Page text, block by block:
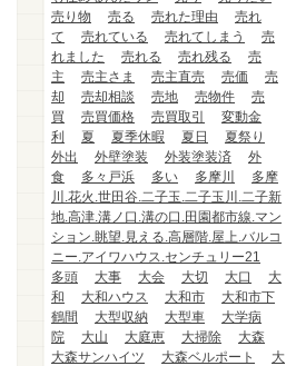
売り物
売る 売れた理由
売れ
て
売れている 売れてしまう
売
れました
売れる 売れ残る
売
主
売主さま 売主直売 売価
売
却
売却相談 売地 売物件
売
買
売買価格 売買取引
変動金
利
夏 夏季休暇 夏日
夏祭り
外出
外壁塗装 外装塗装済
外
食
多々戸浜 多い 多摩川
多摩
川.花火.世田谷.二子玉.二子玉川.二子新
地.高津.溝ノ口.溝の口.田園都市線.マン
ション.眺望.見える.高層階.屋上.バルコ
ニー.アイワハウス.センチュリー21
多頭
大事 大会 大切 大口
大
和
大和ハウス 大和市
大和市下
鶴間
大型収納 大型車
大学病
院
大山 大庭恵 大掃除
大森
大森サンハイツ
大森ベルポート
大